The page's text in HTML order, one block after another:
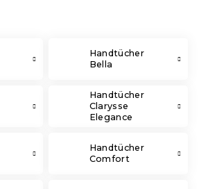
Handtücher
Bella
Handtücher
Clarysse
Elegance
Handtücher
Comfort